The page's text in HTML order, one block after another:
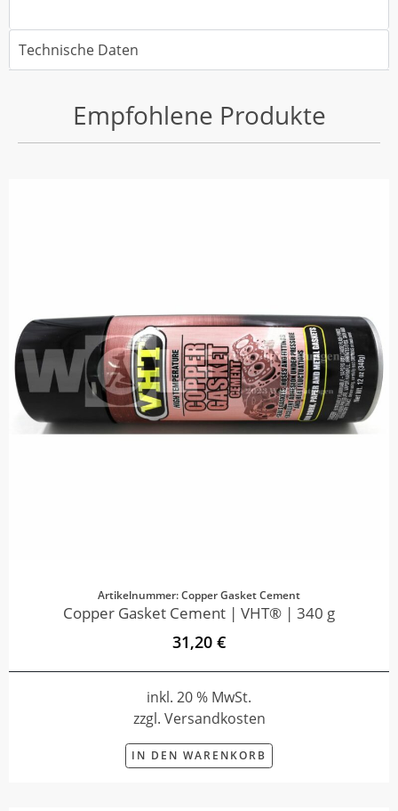
Technische Daten
Empfohlene Produkte
Artikelnummer: Copper Gasket Cement
Copper Gasket Cement | VHT® | 340 g
31,20 €
inkl. 20 % MwSt.
zzgl. Versandkosten
IN DEN WARENKORB